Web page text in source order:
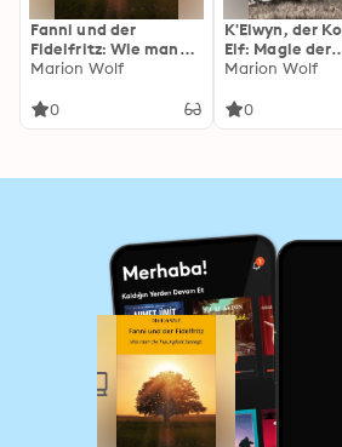
Fanni und der
Fidelfritz: Wie man
die Traurigkeit
Marion Wolf
0
K'Elwyn, der
Elf: Magie der
Barmherzigkeit
Marion Wolf
0